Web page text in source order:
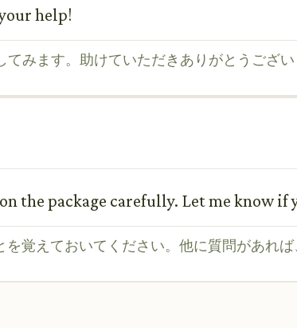
help!
みます。助けていただきありがとうござい
the package carefully. Let me know if
覚えておいてください。他に質問があれば